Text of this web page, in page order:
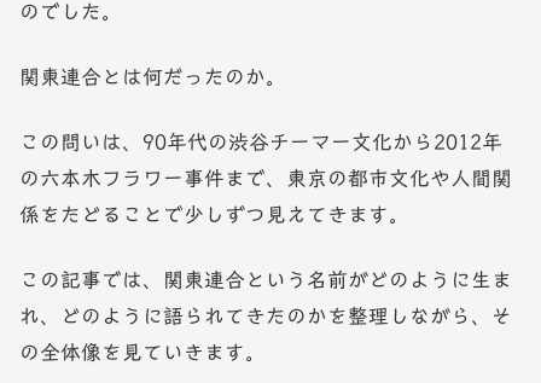
のでした。
関東連合とは何だったのか。
この問いは、90年代の渋谷チーマー文化から2012年
の六本木フラワー事件まで、東京の都市文化や人間関
係をたどることで少しずつ見えてきます。
この記事では、関東連合という名前がどのように生ま
れ、どのように語られてきたのかを整理しながら、そ
の全体像を見ていきます。